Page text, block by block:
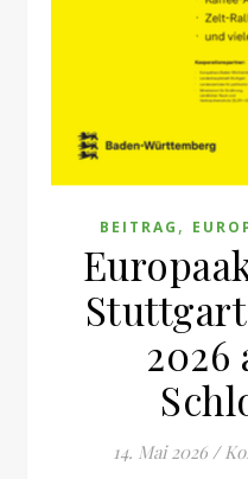
BEITRAG ,
2026
14. Mai 2026 /